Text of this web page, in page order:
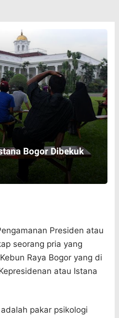
Bogor Dibekuk
Presiden atau
seorang pria yang
Raya Bogor yang di
atau Istana
pakar psikologi